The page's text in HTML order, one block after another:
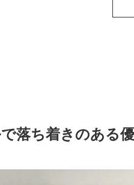
落ち着きのある